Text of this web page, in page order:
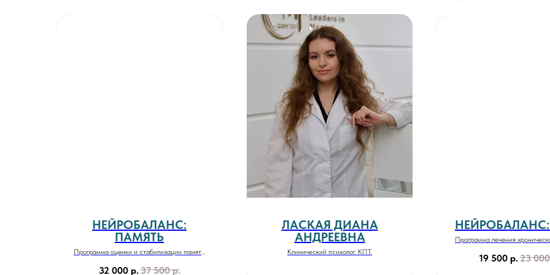
НЕЙРОБАЛАНС:
ПАМЯТЬ
Программа оценки и стабилизации памяти
32 000 р.37 500 р.
ЛАСКАЯ ДИАНА
АНДРЕЕВНА
Клинический психолог. КПТ.
Программа лечения
19 500 р. 23 000